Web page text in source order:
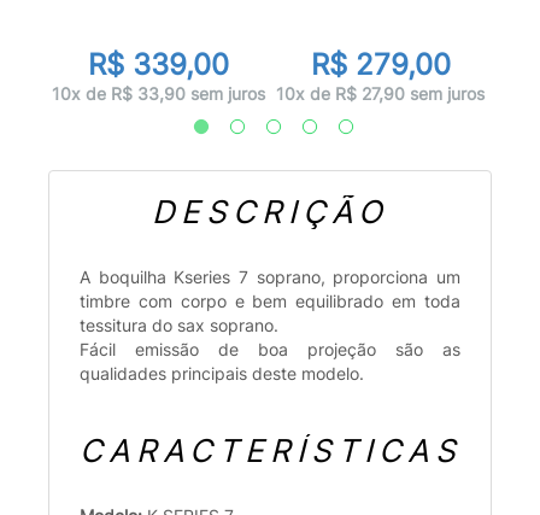
R$ 339,00
10x de R$ 33,90 sem juros
R$ 279,00
10x de R$ 27,90 sem juros
DESCRIÇÃO
A boquilha Kseries 7 soprano, proporciona um
timbre com corpo e bem equilibrado em toda
tessitura do sax soprano.
Fácil emissão de boa projeção são as
qualidades principais deste modelo.
CARACTERÍSTICAS